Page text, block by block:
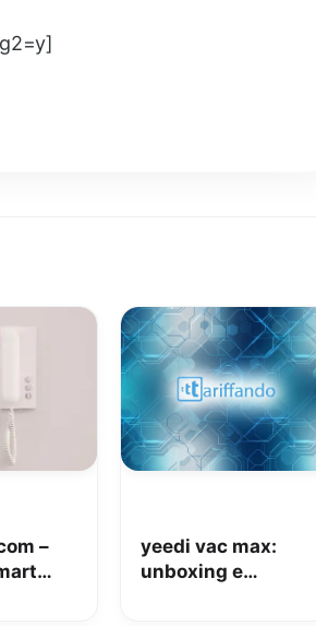
–
yeedi vac max:
unboxing e